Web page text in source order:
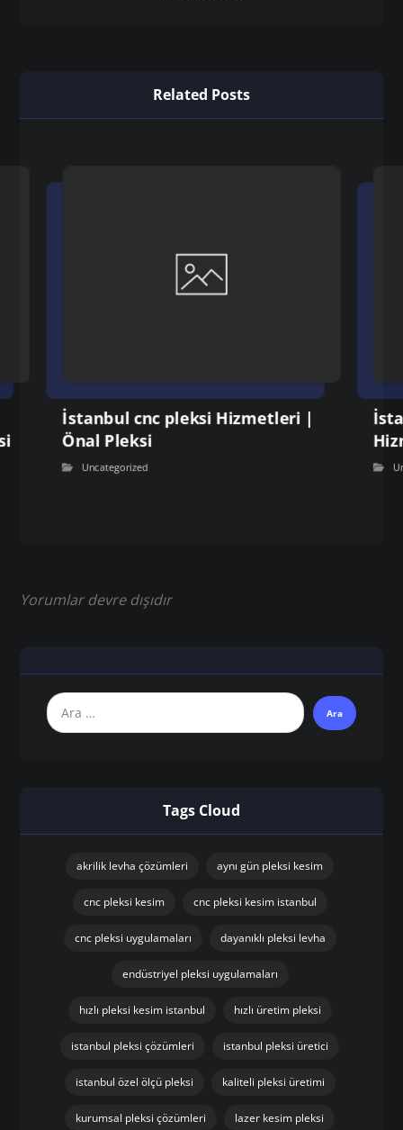
Related Posts
İstanbul cnc pleksi Hizmetleri |
Önal Pleksi
Uncategorized
Yorumlar devre dışıdır
Tags Cloud
akrilik levha çözümleri aynı gün pleksi kesim
cnc pleksi kesim cnc pleksi kesim istanbul
cnc pleksi uygulamaları dayanıklı pleksi levha
endüstriyel pleksi uygulamaları
hızlı pleksi kesim istanbul hızlı üretim pleksi
istanbul pleksi çözümleri istanbul pleksi üretici
istanbul özel ölçü pleksi kaliteli pleksi üretimi
kurumsal pleksi çözümleri lazer kesim pleksi